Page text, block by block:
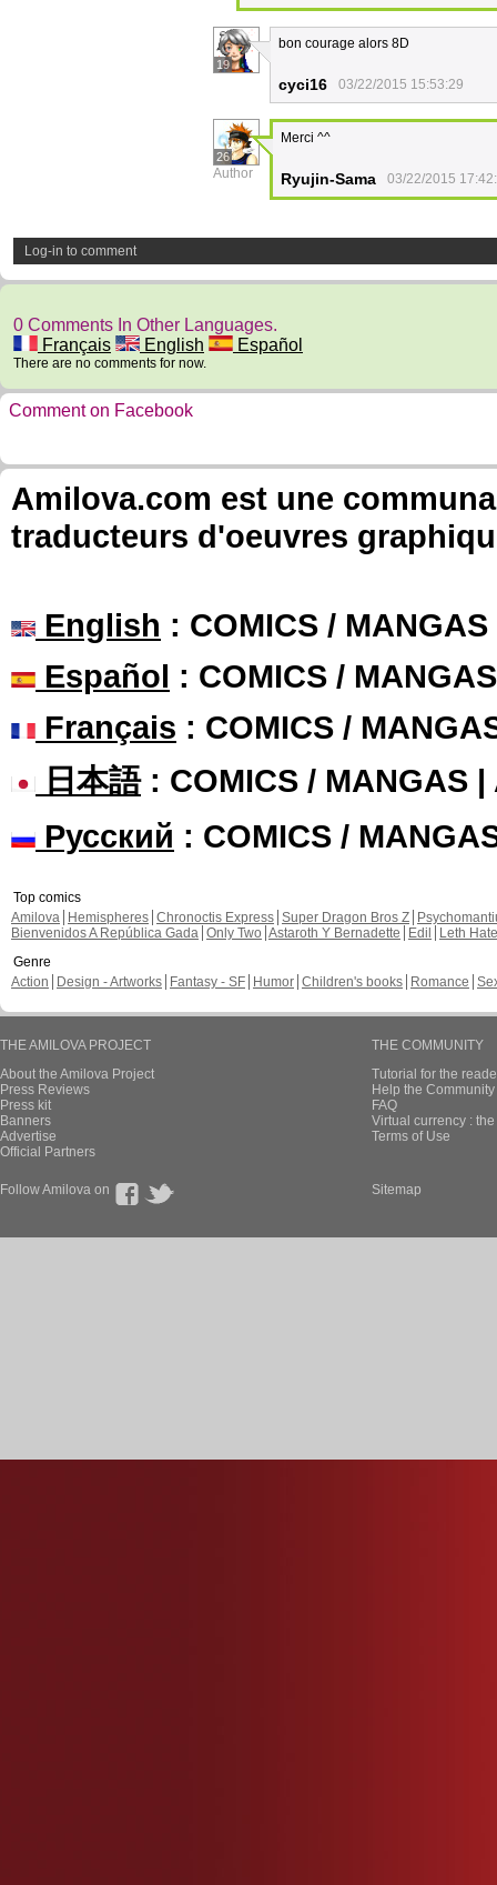
19
bon courage alors 8D
cyci16 03/22/2015 15:53:29
26
Author
Merci ^^
Ryujin-Sama 03/22/2015
Log-in to comment
0 Comments In Other Languages.
Français
English Español
There are no comments for now.
Comment on Facebook
Amilova.com est une
traducteurs d'oeuvres
English : COMICS /
Español : COMICS /
Français : COMICS /
日本語: COMICS / MANGAS |
Русский : COMICS /
Top comics
Amilova
Hemispheres Chronoctis Express Super Dragon Bros Z
Bienvenidos A República Gada Only Two Astaroth Y Bernadette Edil
Leth Hate
Genre
Action
Design - Artworks Fantasy - SF Humor Children's books Romance
THE AMILOVA PROJECT
About the Amilova Project
Press Reviews
Press kit
Banners
Advertise
Official Partners
THE COMMUNITY
Tutorial for the
Help the
FAQ
Virtual currency :
Terms of Use
Follow Amilova on Sitemap